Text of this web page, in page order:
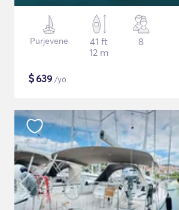
Purjevene
41 ft
12 m
8
$639 /yö